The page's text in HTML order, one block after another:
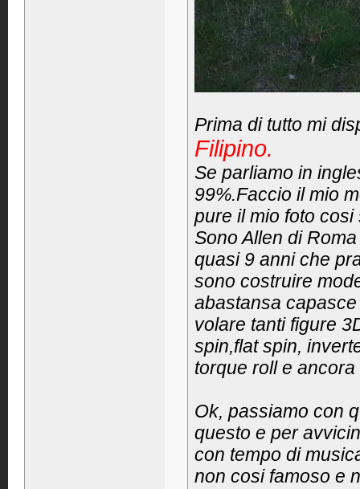
Prima di tutto mi
Filipino.
Se parliamo in
99%.Faccio il mio
pure il mio foto
Sono Allen di
quasi 9 anni che
sono costruire
abastansa
volare tanti figure
spin,flat spin,
torque roll e ancora
Ok, passiamo con
questo e per
con tempo di
non cosi famoso e